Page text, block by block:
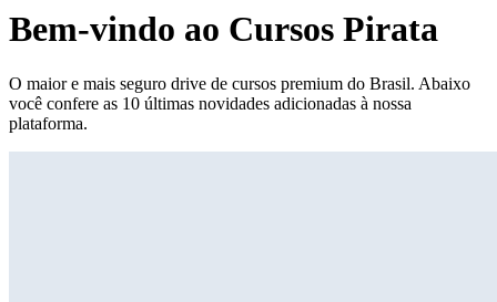
Bem-vindo ao Cursos Pirata
O maior e mais seguro drive de cursos premium do Brasil. Abaixo
você confere as 10 últimas novidades adicionadas à nossa
plataforma.